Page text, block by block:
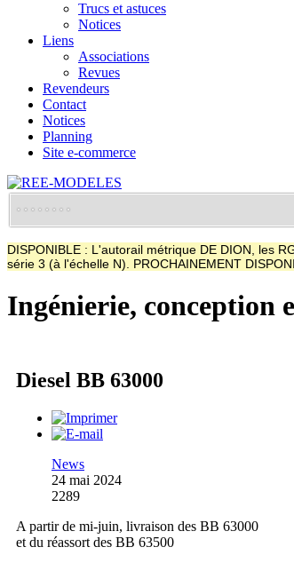
Trucs et astuces
Notices
Liens
Associations
Revues
Revendeurs
Contact
Notices
Planning
Site e-commerce
DISPONIBLE : L'autorail métrique DE DION, les
série 3 (à l'échelle N). PROCHAINEMENT
Ingénierie, conception
Diesel BB 63000
News
24 mai 2024
2289
A partir de mi-juin, livraison des BB 63000
et du réassort des BB 63500